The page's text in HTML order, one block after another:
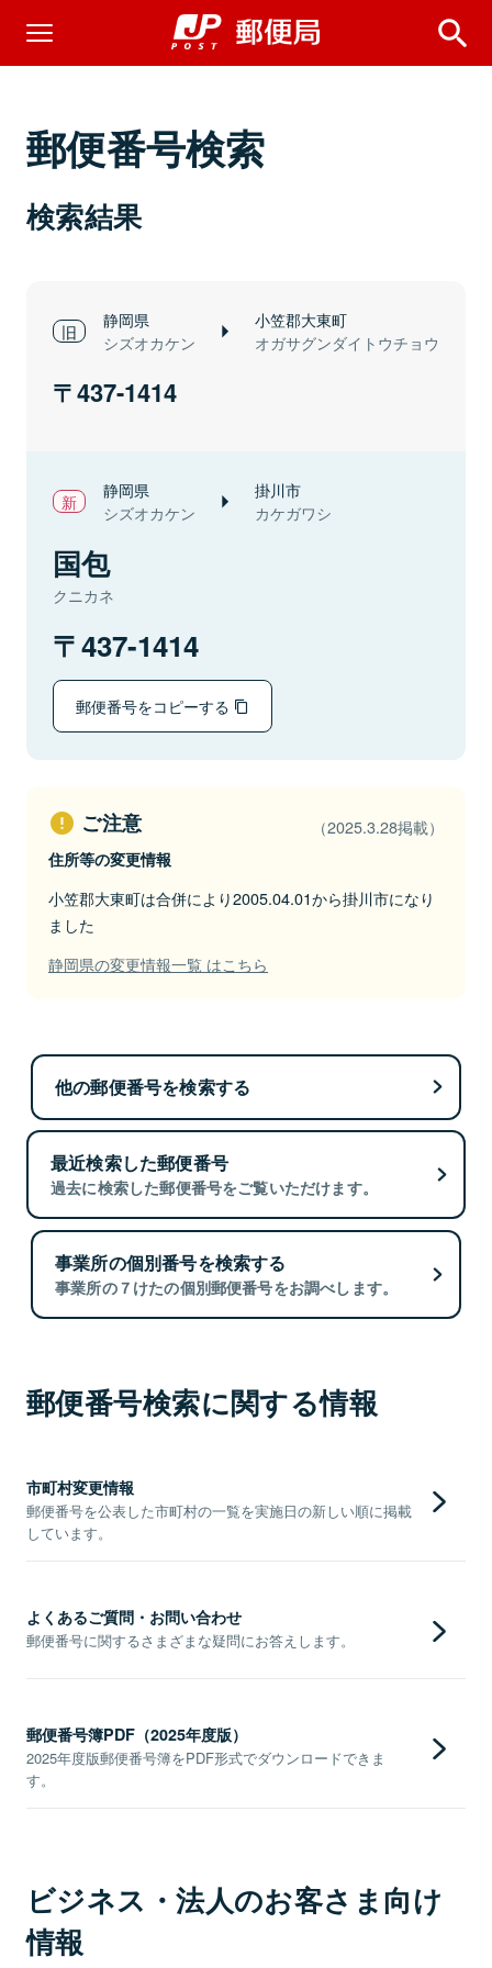
郵便番号検索
検索結果
静岡県
シズオカケン
小笠郡大東町
オガサグンダイトウチョウ
437-1414
静岡県
シズオカケン
掛川市
カケガワシ
国包
クニカネ
437-1414
郵便番号をコピーする
ご注意 （2025.3.28掲載）
住所等の変更情報
小笠郡大東町は合併により2005.04.01から掛川市になり
ました
静岡県の変更情報一覧 はこちら
他の郵便番号を検索する
最近検索した郵便番号
過去に検索した郵便番号をご覧いただけます。
事業所の個別番号を検索する
事業所の７けたの個別郵便番号をお調べします。
郵便番号検索に関する情報
市町村変更情報
郵便番号を公表した市町村の一覧を実施日の新しい順に掲載
しています。
よくあるご質問・お問い合わせ
郵便番号に関するさまざまな疑問にお答えします。
郵便番号簿PDF（2025年度版）
2025年度版郵便番号簿をPDF形式でダウンロードできま
す。
ビジネス・法人のお客さま向け
情報